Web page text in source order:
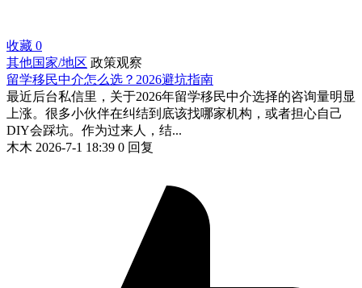
收藏 0
其他国家/地区 政策观察
留学移民中介怎么选？2026避坑指南
最近后台私信里，关于2026年留学移民中介选择的咨询量明显
上涨。很多小伙伴在纠结到底该找哪家机构，或者担心自己
DIY会踩坑。作为过来人，结...
木木 2026-7-1 18:39 0 回复